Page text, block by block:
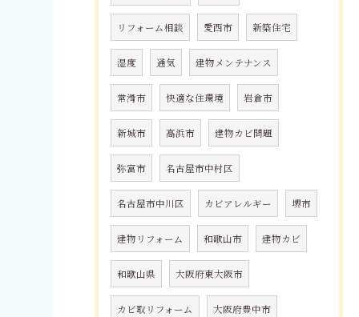
リフォーム相談 愛西市 新築住宅
湿度 通気 建物メンテナンス
常滑市 快適な住環境 岩倉市
新城市 高浜市 建物カビ問題
弥富市 名古屋市中村区
名古屋市中川区 カビアレルギー 堺市
建物リフォーム 和歌山市 建物カビ
和歌山県 大阪府東大阪市
カビ取リフォーム 大阪府豊中市